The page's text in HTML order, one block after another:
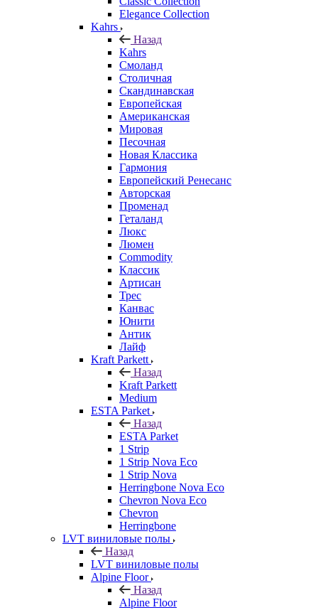
Elegance Collection
Kahrs
Назад
Kahrs
Смоланд
Столичная
Скандинавская
Европейская
Американская
Мировая
Песочная
Новая Классика
Гармония
Европейский Ренесанс
Авторская
Променад
Геталанд
Люкс
Люмен
Commodity
Классик
Артисан
Трес
Канвас
Юнити
Антик
Лайф
Kraft Parkett
Назад
Kraft Parkett
Medium
ESTA Parket
Назад
ESTA Parket
1 Strip
1 Strip Nova Eco
1 Strip Nova
Herringbone Nova Eco
Chevron Nova Eco
Chevron
Herringbone
LVT виниловые полы
Назад
LVT виниловые полы
Alpine Floor
Назад
Alpine Floor